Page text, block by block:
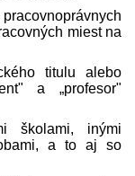
miest na
titulu alebo
a „profesor"
školami, inými
a to aj so